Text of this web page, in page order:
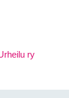
ry